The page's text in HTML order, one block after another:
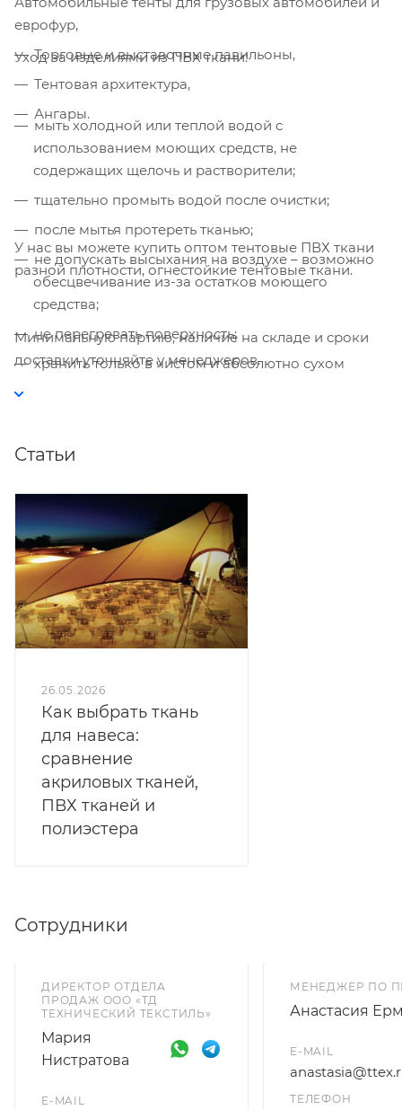
еврофур,
Торговые и выставочные павильоны,
Тентовая архитектура,
Ангары.
Уход за изделиями из ПВХ ткани:
мыть холодной или теплой водой с
использованием моющих средств, не
содержащих щелочь и растворители;
тщательно промыть водой после очистки;
после мытья протереть тканью;
не допускать высыхания на воздухе – возможно
обесцвечивание из-за остатков моющего
средства;
не перегревать поверхность;
хранить только в чистом и абсолютно сухом
У нас вы можете купить оптом тентовые ПВХ ткани
разной плотности, огнестойкие тентовые ткани.
Минимальную партию, наличие на складе и сроки
доставки уточняйте у менеджеров.
Статьи
26.05.2026
Как выбрать ткань
для навеса:
сравнение
акриловых тканей,
ПВХ тканей и
полиэстера
Сотрудники
ДИРЕКТОР ОТДЕЛА
ПРОДАЖ ООО «ТД
ТЕХНИЧЕСКИЙ ТЕКСТИЛЬ»
Мария
Нистратова
E-MAIL
МЕНЕДЖЕР ПО
Анастасия
E-MAIL
ТЕЛЕФОН
Текстиль» использует cookie-файлы и
обрабатывает персональные данные с
улучшает работу сайта и
взаимодействие с ним. Подробнее - в
нажав кнопку "Принять".
Принять